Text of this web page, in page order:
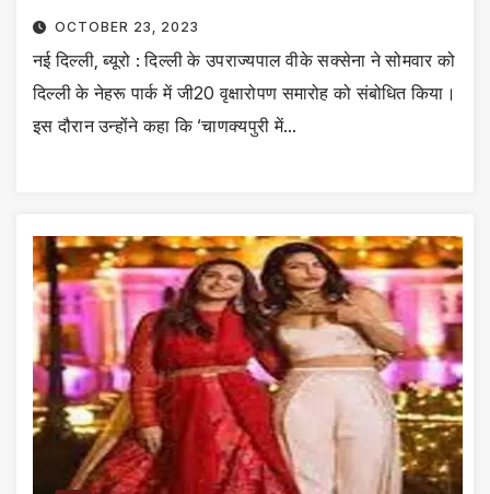
OCTOBER 23, 2023
नई दिल्ली, ब्यूरो : दिल्ली के उपराज्यपाल वीके सक्सेना ने सोमवार को
दिल्ली के नेहरू पार्क में जी20 वृक्षारोपण समारोह को संबोधित किया।
इस दौरान उन्होंने कहा कि ‘चाणक्यपुरी में…